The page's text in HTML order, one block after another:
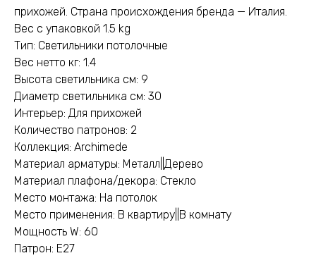
прихожей. Страна происхождения бренда — Италия.
Вес с упаковкой 1.5 kg
Тип: Светильники потолочные
Вес нетто кг: 1.4
Высота светильника см: 9
Диаметр светильника см: 30
Интерьер: Для прихожей
Количество патронов: 2
Коллекция: Archimede
Материал арматуры: Металл||Дерево
Материал плафона/декора: Стекло
Место монтажа: На потолок
Место применения: В квартиру||В комнату
Мощность W: 60
Патрон: E27